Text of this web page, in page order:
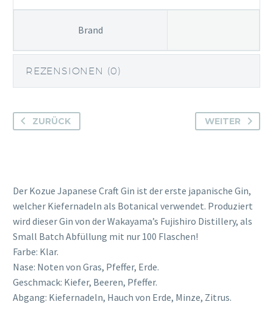
Brand
REZENSIONEN (0)
ZURÜCK WEITER
Der Kozue Japanese Craft Gin ist der erste japanische Gin,
welcher Kiefernadeln als Botanical verwendet. Produziert
wird dieser Gin von der Wakayama’s Fujishiro Distillery, als
Small Batch Abfüllung mit nur 100 Flaschen!
Farbe: Klar.
Nase: Noten von Gras, Pfeffer, Erde.
Geschmack: Kiefer, Beeren, Pfeffer.
Abgang: Kiefernadeln, Hauch von Erde, Minze, Zitrus.